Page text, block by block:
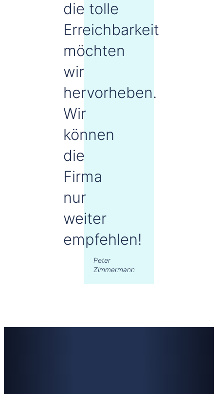
die tolle
Erreichbarkeit
möchten
wir
hervorheben.
Wir
können
die
Firma
nur
weiter
empfehlen!
Peter
Zimmermann